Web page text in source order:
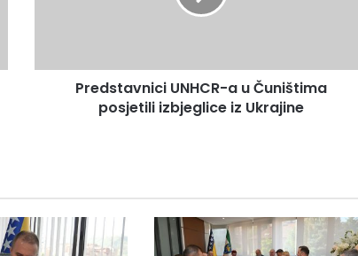
Ukrajine
Predstavnici UNHCR-a u Čuništima
posjetili izbjeglice iz Ukrajine